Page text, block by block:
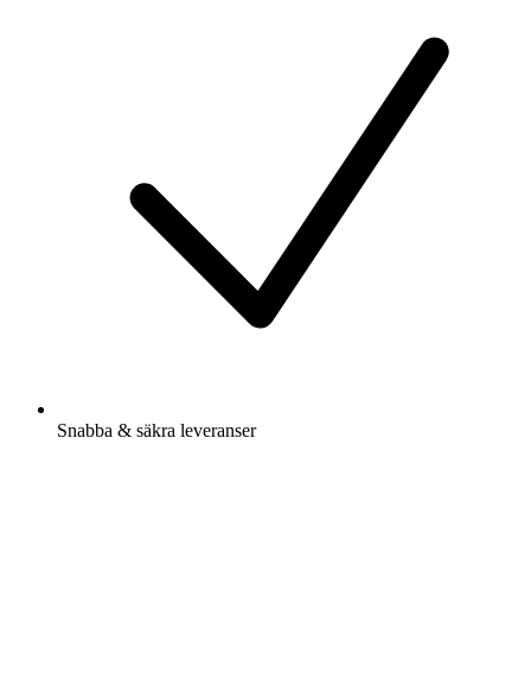
Snabba & säkra leveranser